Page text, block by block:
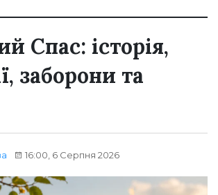
Спас: історія,
заборони та
16:00, 6 Серпня 2026